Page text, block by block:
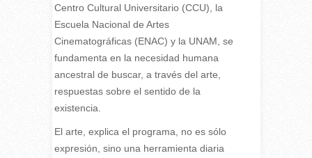
Centro Cultural Universitario (CCU), la
Escuela Nacional de Artes
Cinematográficas (ENAC) y la UNAM, se
fundamenta en la necesidad humana
ancestral de buscar, a través del arte,
respuestas sobre el sentido de la
existencia.
El arte, explica el programa, no es sólo
expresión, sino una herramienta diaria